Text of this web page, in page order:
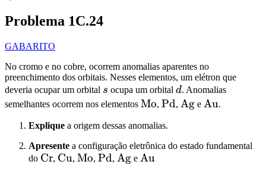
Problema 1C.24
GABARITO
No cromo e no cobre, ocorrem anomalias aparentes no
preenchimento dos orbitais. Nesses elementos, um elétron que
deveria ocupar um orbital s
s ocupa um orbital d
d. Anomalias
semelhantes ocorrem nos elementos \ce{Mo}
Mo, \ce{Pd}
Pd, \ce{Ag}
Ag e \ce{Au}
Au.
Explique a origem dessas anomalias.
Apresente a configuração eletrônica do estado fundamental
do \ce{Cr}
Cr, \ce{Cu}
Cu, \ce{Mo}
Mo, \ce{Pd}
Pd, \ce{Ag}
Ag e \ce{Au}
Au